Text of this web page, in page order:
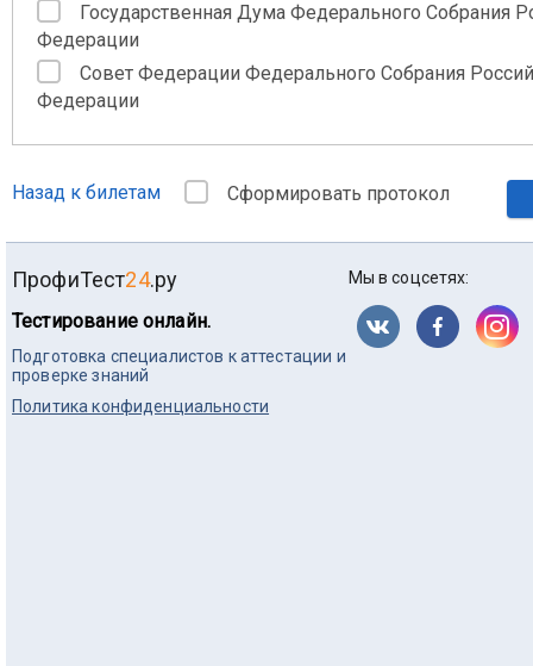
Государственная Дума Федерального Собрания
Федерации
Совет Федерации Федерального Собрания
Федерации
Назад к билетам Сформировать протокол
ПрофиТест24.ру
Тестирование онлайн.
Подготовка специалистов к аттестации и
проверке знаний
Политика конфиденциальности
Мы в соцсетях: